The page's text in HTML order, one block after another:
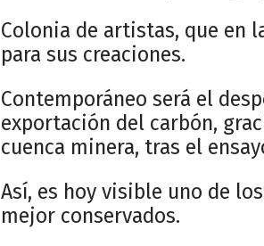
Colonia de artistas, que en
para sus creaciones.
Contemporáneo será el
exportación del carbón,
cuenca minera, tras el
Así, es hoy visible uno de
mejor conservados.